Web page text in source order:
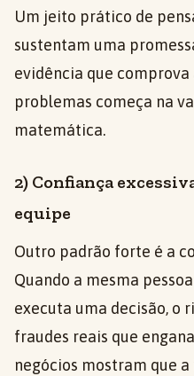
Um jeito prático de
sustentam uma
evidência que comprova
problemas começa na
matemática.
2) Confiança
equipe
Outro padrão forte é a
Quando a mesma
executa uma decisão, o
fraudes reais que
negócios mostram que